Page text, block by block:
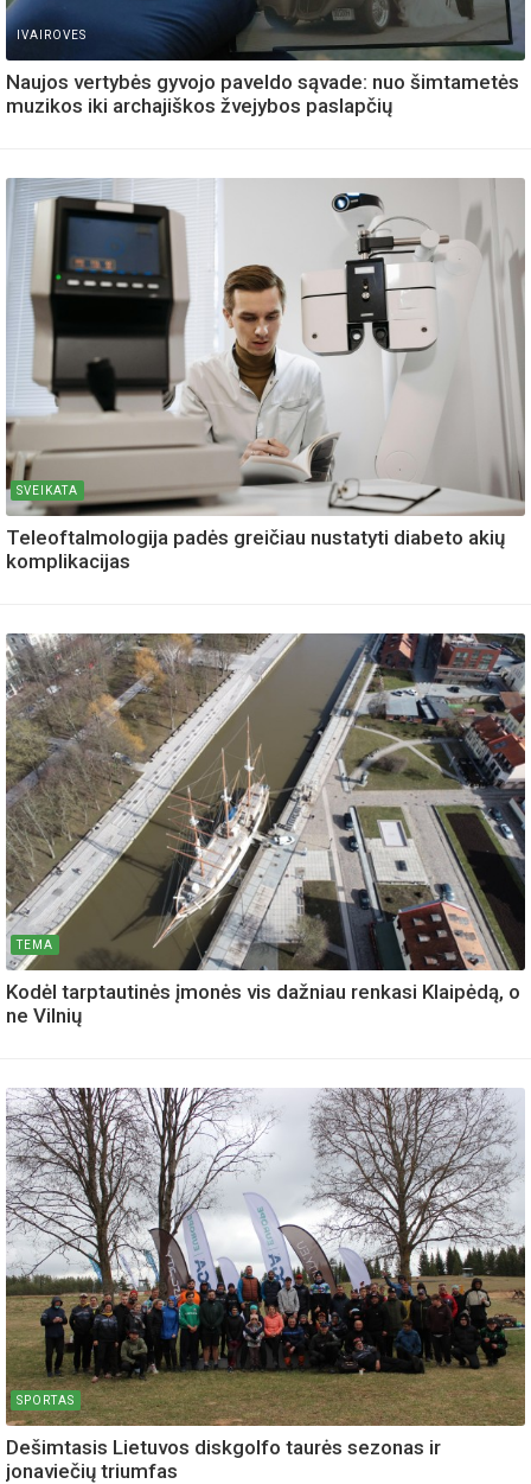
IVAIROVES
Naujos vertybės gyvojo paveldo sąvade: nuo šimtametės
muzikos iki archajiškos žvejybos paslapčių
SVEIKATA
Teleoftalmologija padės greičiau nustatyti diabeto akių
komplikacijas
TEMA
Kodėl tarptautinės įmonės vis dažniau renkasi Klaipėdą, o
ne Vilnių
SPORTAS
Dešimtasis Lietuvos diskgolfo taurės sezonas ir
jonaviečių triumfas